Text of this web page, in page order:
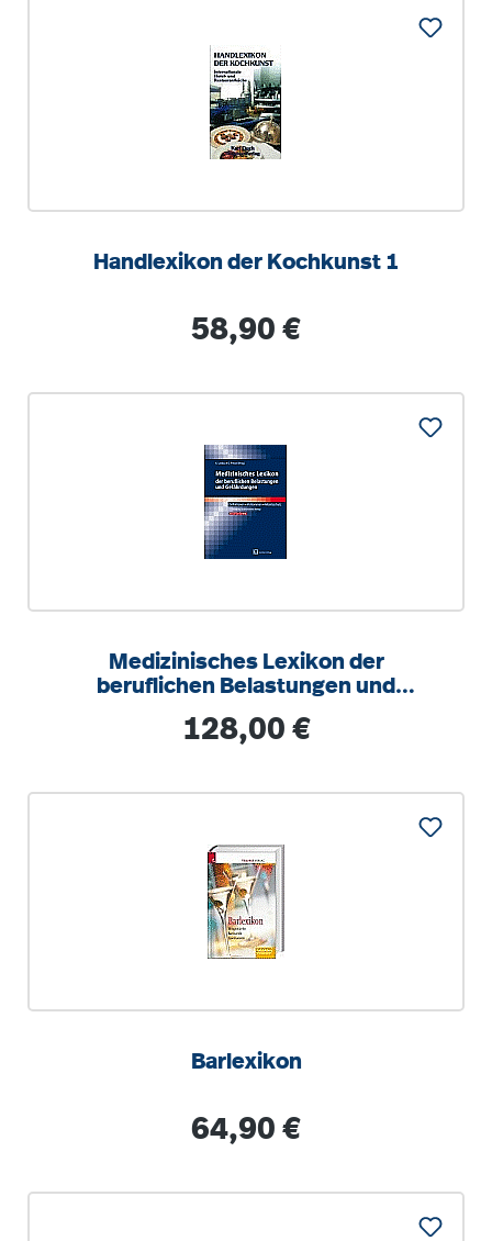
Handlexikon der Kochkunst 1
Regulärer Preis:
58,90 €
Medizinisches Lexikon der
beruflichen Belastungen und
Regulärer Preis:
128,00 €
Barlexikon
Regulärer Preis:
64,90 €